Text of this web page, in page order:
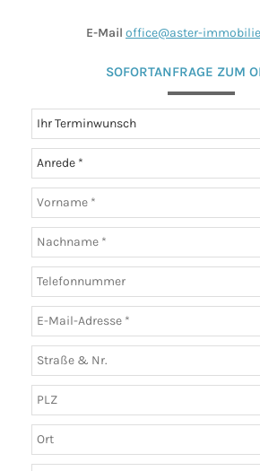
E-Mail office@aster-
SOFORTANFRAGE ZUM